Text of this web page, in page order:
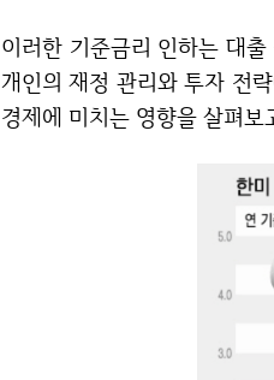
이러한 기준금리 인하는 대출 금리, 저축 금리, 투자 수익률 등 다양한 금융 환경에 큰 변화를 가져오며,
개인의 재정 관리와 투자 전
경제에 미치는 영향을 살펴